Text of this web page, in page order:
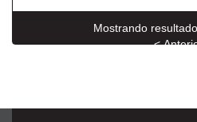
Mostrando
<